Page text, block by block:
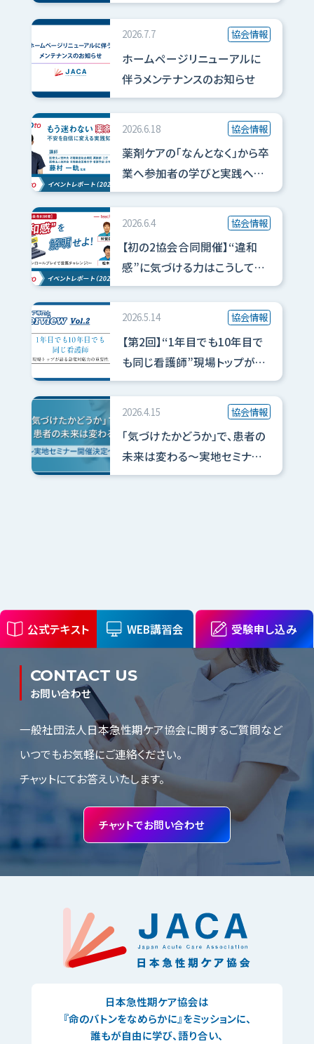
受験申し込み
公式テキスト WEB講習会
2026.7.7 協会情報
ホームページリニューアルに
伴うメンテナンスのお知らせ
2026.6.18 協会情報
薬剤ケアの「なんとなく」から卒
業へ――参加者の学びと実践への
深化
2026.6.4 協会情報
【初の2協会合同開催】“違和
感”に気づける力はこうして磨
かれる――参加型セミナーで得た
2026.5.14 協会情報
【第2回】“1年目でも10年目で
も同じ看護師”現場トップが語
る急変対応力の重要性
2026.4.15 協会情報
「気づけたかどうか」で、患者の
未来は変わる～実地セミナー
開催決定～
CONTACT US
お問い合わせ
一般社団法人日本急性期ケア協会に関するご質問など
いつでもお気軽にご連絡ください。
チャットにてお答えいたします。
チャットでお問い合わせ
日本急性期ケア協会は
『命のバトンをなめらかに』をミッションに、
誰もが自由に学び、語り合い、